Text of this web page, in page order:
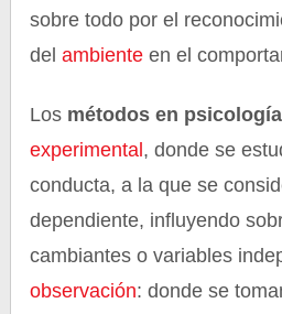
sobre todo por el
delambiente en el
Los métodos en psicología
experimental , donde se
conducta, a la que se
dependiente, influyendo
cambiantes o variables
observación: donde se